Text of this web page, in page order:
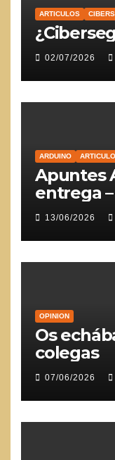
ARTICULOS
02/07/2026
ARDUINO
Apuntes
entrega
13/06/2026
OPINION
Os
colegas
07/06/2026